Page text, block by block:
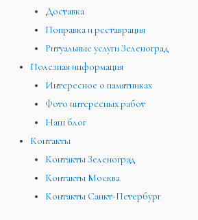
Доставка
Поправка и реставрация
Ритуальные услуги Зеленоград
Полезная информация
Интересное о памятниках
Фото интересных работ
Наш блог
Контакты
Контакты Зеленоград
Контакты Москва
Контакты Санкт-Петербург